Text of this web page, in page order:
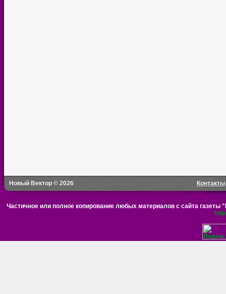
Новый Вектор © 2026 Контакты
Частичное или полное копирование любых материалов с сайта газеты